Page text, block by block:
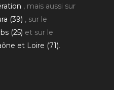
, mais aussi sur
(39) , sur le
(25) et sur le
et Loire (71).